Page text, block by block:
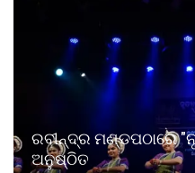
ରବୀନ୍ଦ୍ର ମଣ୍ଡପଠାରେ
ଅନୁଷ୍ଠିତ